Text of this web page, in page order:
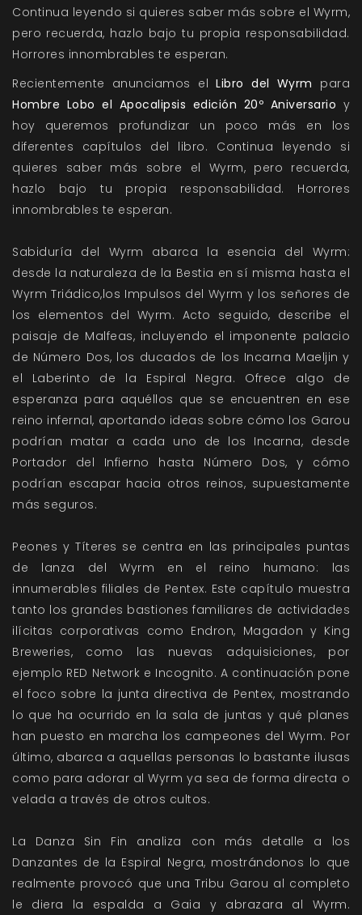
Continua leyendo si quieres saber más sobre el Wyrm,
pero recuerda, hazlo bajo tu propia responsabilidad.
Horrores innombrables te esperan.
Recientemente anunciamos elLibro del Wyrm para
Hombre Lobo el Apocalipsis edición 20º Aniversario y
hoy queremos profundizar un poco más en los
diferentes capítulos del libro. Continua leyendo si
quieres saber más sobre el Wyrm, pero recuerda,
hazlo bajo tu propia responsabilidad. Horrores
innombrables te esperan.
Sabiduría del Wyrm abarca la esencia del Wyrm:
desde la naturaleza de la Bestia en sí misma hasta el
Wyrm Triádico,los Impulsos del Wyrm y los señores de
los elementos del Wyrm. Acto seguido, describe el
paisaje de Malfeas, incluyendo el imponente palacio
de Número Dos, los ducados de los Incarna Maeljin y
el Laberinto de la Espiral Negra. Ofrece algo de
esperanza para aquéllos que se encuentren en ese
reino infernal, aportando ideas sobre cómo los Garou
podrían matar a cada uno de los Incarna, desde
Portador del Infierno hasta Número Dos, y cómo
podrían escapar hacia otros reinos, supuestamente
más seguros.
Peones y Títeres se centra en las principales puntas
de lanza del Wyrm en el reino humano: las
innumerables filiales de Pentex. Este capítulo muestra
tanto los grandes bastiones familiares de actividades
ilícitas corporativas como Endron, Magadon y King
Breweries, como las nuevas adquisiciones, por
ejemplo RED Network e Incognito. A continuación pone
el foco sobre la junta directiva de Pentex, mostrando
lo que ha ocurrido en la sala de juntas y qué planes
han puesto en marcha los campeones del Wyrm. Por
último, abarca a aquellas personas lo bastante ilusas
como para adorar al Wyrm ya sea de forma directa o
velada a través de otros cultos.
La Danza Sin Fin analiza con más detalle a los
Danzantes de la Espiral Negra, mostrándonos lo que
realmente provocó que una Tribu Garou al completo
le diera la espalda a Gaia y abrazara al Wyrm.